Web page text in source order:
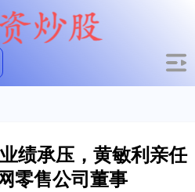
绩承压，黄敏利亲任
零售公司董事